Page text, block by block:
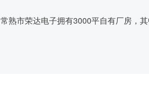
常熟市荣达电子拥有3000平自有厂房，